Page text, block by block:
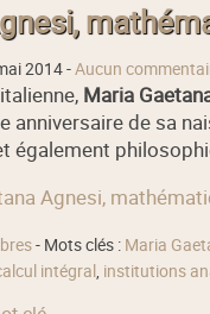
2014-Aucun
Maria
anniversaire de sa
également
Agnesi,
- Mots clés : Maria
intégral, institutions